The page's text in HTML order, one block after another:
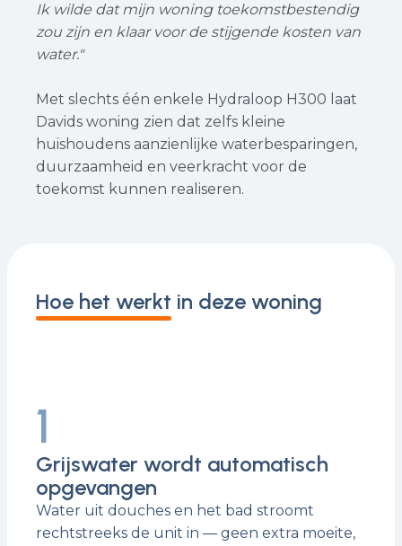
Ik wilde dat mijn woning toekomstbestendig
zou zijn en klaar voor de stijgende kosten van
water."
Met slechts één enkele Hydraloop H300 laat
Davids woning zien dat zelfs kleine
huishoudens aanzienlijke waterbesparingen,
duurzaamheid en veerkracht voor de
toekomst kunnen realiseren.
Hoe het werkt in deze woning
1
Grijswater wordt automatisch
opgevangen
Water uit douches en het bad stroomt
rechtstreeks de unit in — geen extra moeite,